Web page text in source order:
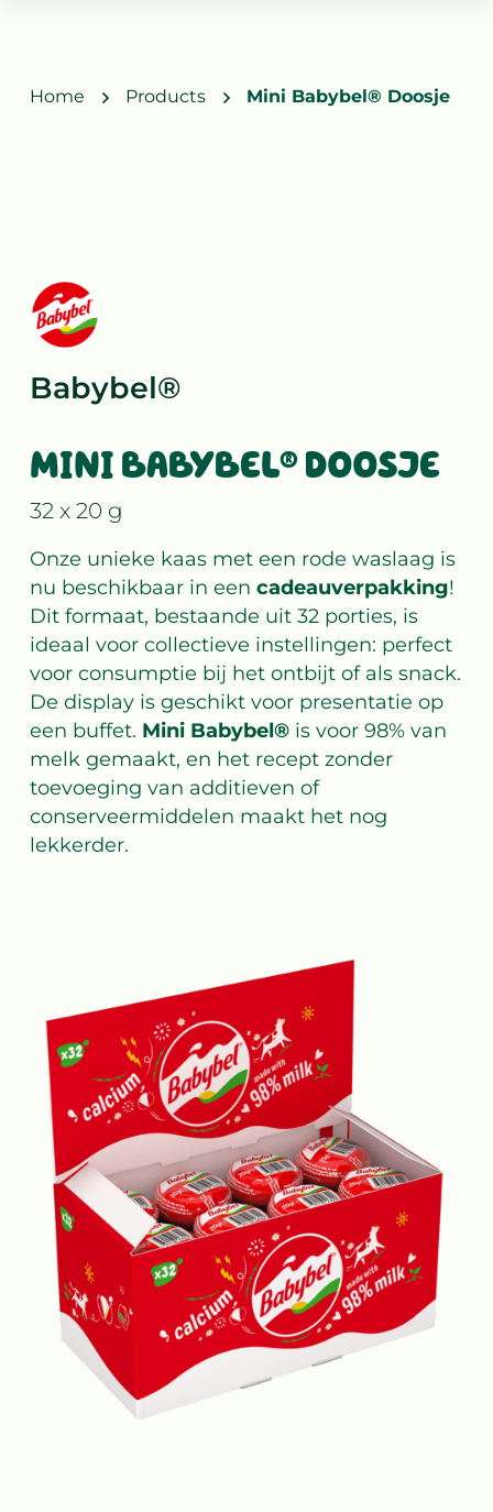
Home Products Mini Babybel® Doosje
Babybel®
MINI BABYBEL® DOOSJE
32 x 20 g
Onze unieke kaas met een rode waslaag is
nu beschikbaar in een cadeauverpakking!
Dit formaat, bestaande uit 32 porties, is
ideaal voor collectieve instellingen: perfect
voor consumptie bij het ontbijt of als snack.
De display is geschikt voor presentatie op
een buffet. Mini Babybel® is voor 98% van
melk gemaakt, en het recept zonder
toevoeging van additieven of
conserveermiddelen maakt het nog
lekkerder.